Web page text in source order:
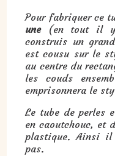
Pour fabriquer ce
une(en tout il y
construis un
est cousu sur le
au centre du
les couds
emprisonnera le
Le tube de perles
en caoutchouc, et
plastique. Ainsi il
pas.